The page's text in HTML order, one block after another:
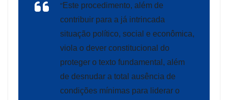
“Este procedimento, além de
contribuir para a já intrincada
situação político, social e econômica,
viola o dever constitucional do
proteger o texto fundamental, além
de desnudar a total ausência de
condições mínimas para liderar o